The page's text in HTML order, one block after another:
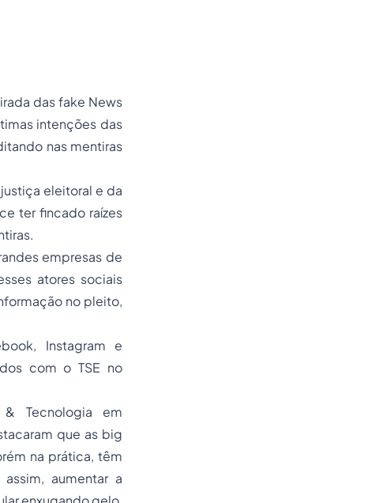
das fake News
intenções das
nas mentiras
eleitoral e da
ter fincado raízes
empresas de
atores sociais
no pleito,
Instagram e
com o TSE no
Tecnologia em
que as big
na prática, têm
aumentar a